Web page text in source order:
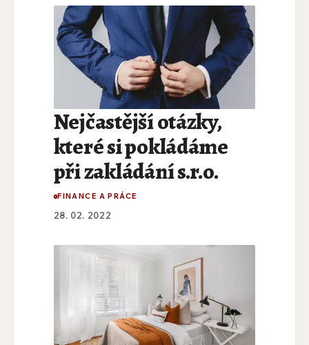
Nejčastější otázky,
které si pokládáme
při zakládání s.r.o.
FINANCE A PRÁCE
28. 02. 2022